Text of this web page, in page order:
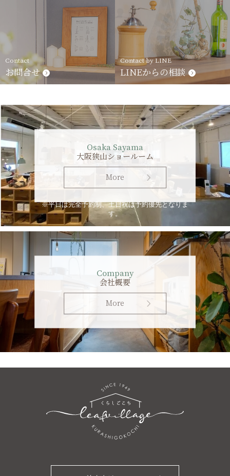
Contact
お問合せ
Contact by LINE
LINEからの相談
Osaka Sayama
大阪狭山ショールーム
More
※平日は完全予約制、土日祝は予約優先となりま
す。
Company
会社概要
More